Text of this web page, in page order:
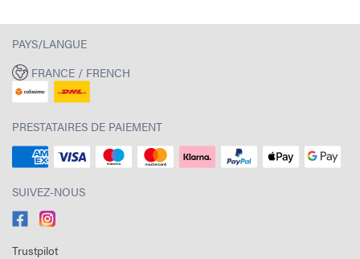
PAYS/LANGUE
FRANCE / FRENCH
PRESTATAIRES DE PAIEMENT
SUIVEZ-NOUS
Trustpilot